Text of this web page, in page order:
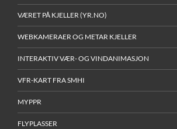
VÆRET PÅ KJELLER (YR.NO)
WEBKAMERAER OG METAR KJELLER
INTERAKTIV VÆR- OG VINDANIMASJON
VFR-KART FRA SMHI
MYPPR
FLYPLASSER